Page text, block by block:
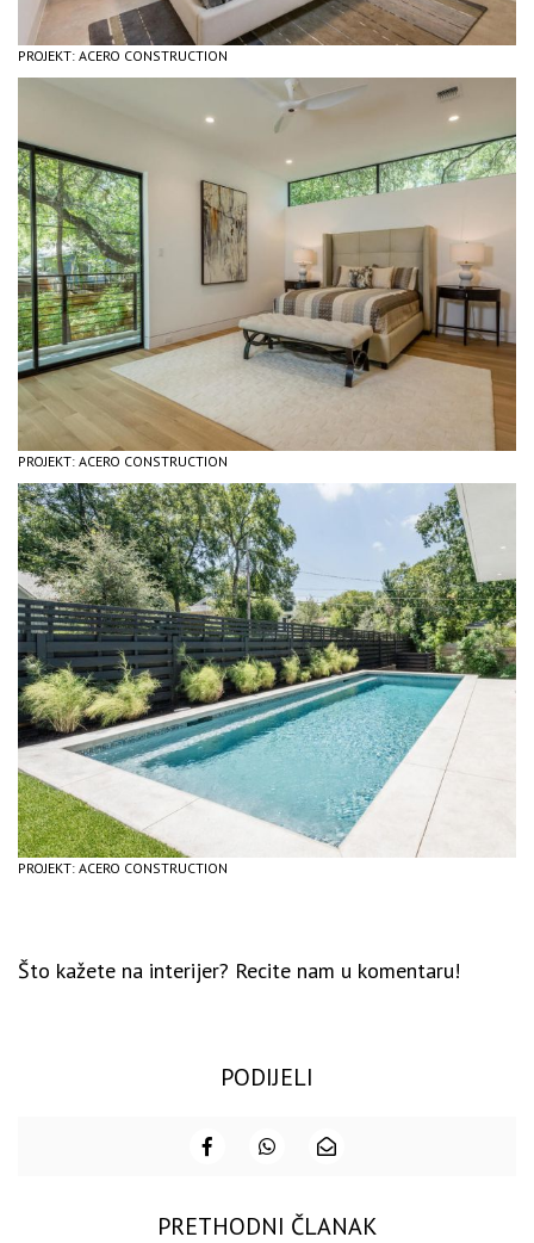
PROJEKT: ACERO CONSTRUCTION
PROJEKT: ACERO CONSTRUCTION
PROJEKT: ACERO CONSTRUCTION
Što kažete na interijer? Recite nam u komentaru!
PODIJELI
PRETHODNI ČLANAK